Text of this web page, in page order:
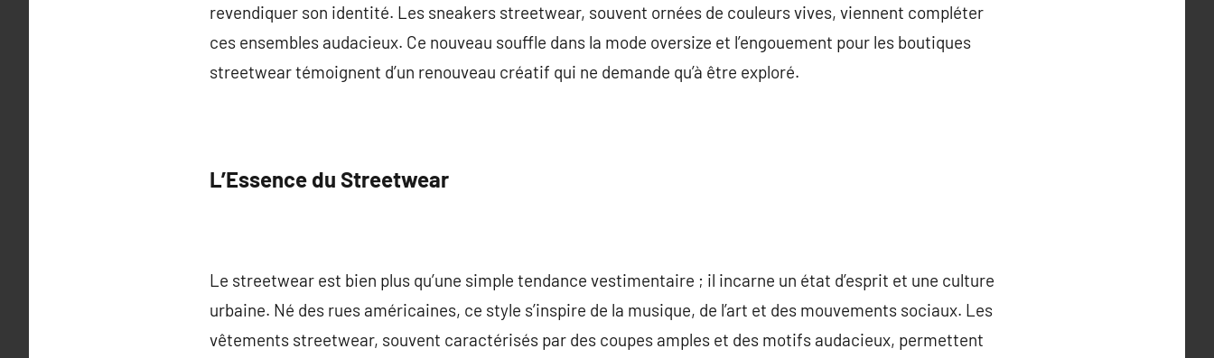
revendiquer son identité. Les sneakers streetwear, souvent ornées de couleurs vives, viennent compléter
ces ensembles audacieux. Ce nouveau souffle dans la mode oversize et l’engouement pour les boutiques
streetwear témoignent d’un renouveau créatif qui ne demande qu’à être exploré.
L’Essence du Streetwear
Le streetwear est bien plus qu’une simple tendance vestimentaire ; il incarne un état d’esprit et une culture
urbaine. Né des rues américaines, ce style s’inspire de la musique, de l’art et des mouvements sociaux. Les
vêtements streetwear, souvent caractérisés par des coupes amples et des motifs audacieux, permettent